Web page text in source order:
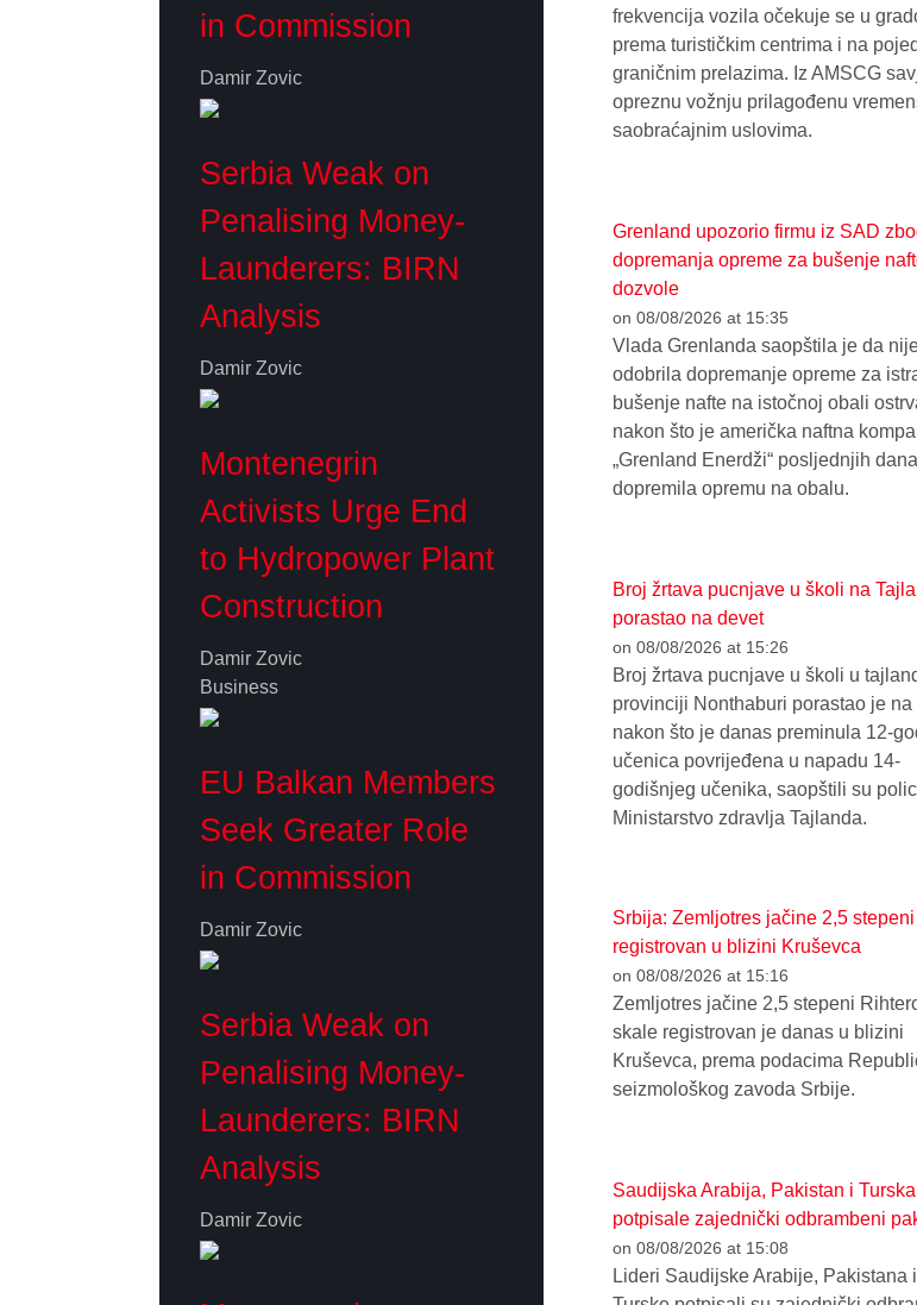
in Commission
Damir Zovic
Serbia Weak on
Penalising Money-
Launderers: BIRN
Analysis
Damir Zovic
Montenegrin
Activists Urge End
to Hydropower Plant
Construction
Damir Zovic
Business
EU Balkan Members
Seek Greater Role
in Commission
Damir Zovic
Serbia Weak on
Penalising Money-
Launderers: BIRN
Analysis
Damir Zovic
frekvencija vozila očekuje se u
prema turističkim centrima i na
graničnim prelazima. Iz AMSCG
opreznu vožnju prilagođenu
saobraćajnim uslovima.
Grenland upozorio firmu iz SAD
dopremanja opreme za bušenje
dozvole
on 08/08/2026 at 15:35
Vlada Grenlanda saopštila je da
odobrila dopremanje opreme za
bušenje nafte na istočnoj obali
nakon što je američka naftna
„Grenland Enerdži“ posljednjih dana
dopremila opremu na obalu.
Broj žrtava pucnjave u školi na
porastao na devet
on 08/08/2026 at 15:26
Broj žrtava pucnjave u školi u
provinciji Nonthaburi porastao je na
nakon što je danas preminula 12-
učenica povrijeđena u napadu 14-
godišnjeg učenika, saopštili su
Ministarstvo zdravlja Tajlanda.
Srbija: Zemljotres jačine 2,5 stepeni
registrovan u blizini Kruševca
on 08/08/2026 at 15:16
Zemljotres jačine 2,5 stepeni
skale registrovan je danas u blizini
Kruševca, prema podacima
seizmološkog zavoda Srbije.
Saudijska Arabija, Pakistan i Turska
potpisale zajednički odbrambeni
on 08/08/2026 at 15:08
Lideri Saudijske Arabije, Pakistana i